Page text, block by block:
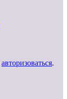
авторизоваться.